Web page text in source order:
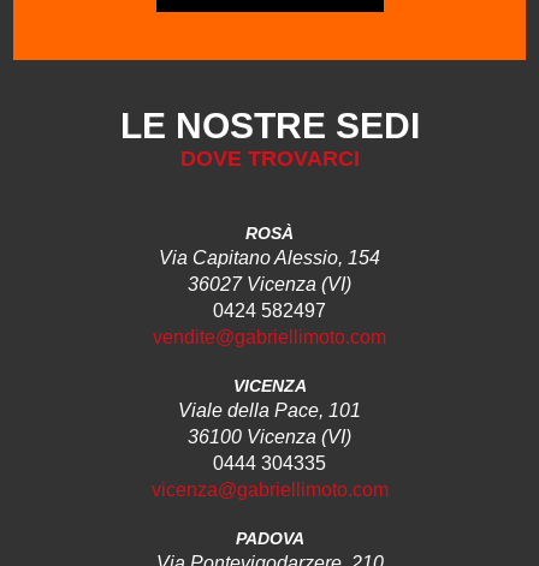
LE NOSTRE SEDI
DOVE TROVARCI
ROSÀ
Via Capitano Alessio, 154
36027 Vicenza (VI)
0424 582497
vendite@gabriellimoto.com
VICENZA
Viale della Pace, 101
36100 Vicenza (VI)
0444 304335
vicenza@gabriellimoto.com
PADOVA